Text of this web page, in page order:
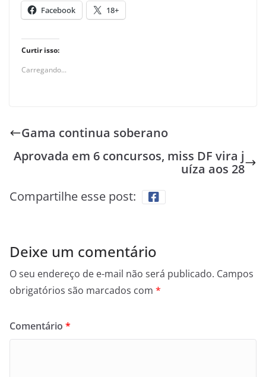
Facebook 18+
Curtir isso:
Carregando...
Gama continua soberano
Aprovada em 6 concursos, miss DF vira j
uíza aos 28
Compartilhe esse post:
Deixe um comentário
O seu endereço de e-mail não será publicado. Campos
obrigatórios são marcados com *
Comentário *